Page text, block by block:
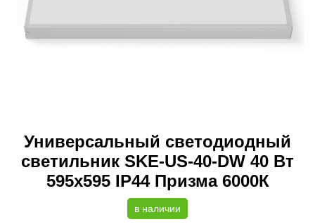
Универсальный светодиодный
светильник SKE-US-40-DW 40 Вт
595х595 IP44 Призма 6000К
в наличии